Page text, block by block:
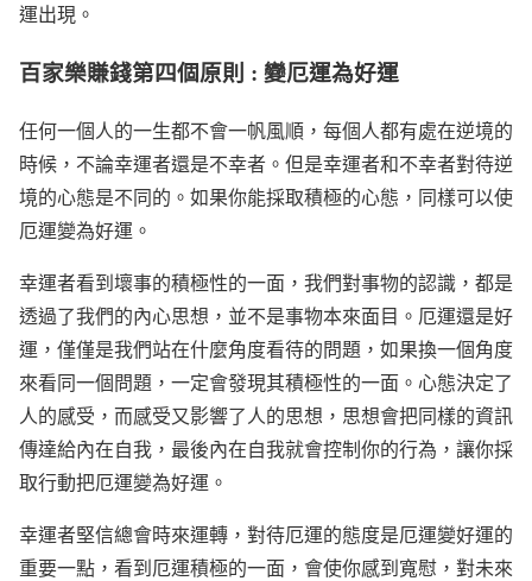
運出現。
百家樂賺錢第四個原則 : 變厄運為好運
任何一個人的一生都不會一帆風順，每個人都有處在逆境的
時候，不論幸運者還是不幸者。但是幸運者和不幸者對待逆
境的心態是不同的。如果你能採取積極的心態，同樣可以使
厄運變為好運。
幸運者看到壞事的積極性的一面，我們對事物的認識，都是
透過了我們的內心思想，並不是事物本來面目。厄運還是好
運，僅僅是我們站在什麼角度看待的問題，如果換一個角度
來看同一個問題，一定會發現其積極性的一面。心態決定了
人的感受，而感受又影響了人的思想，思想會把同樣的資訊
傳達給內在自我，最後內在自我就會控制你的行為，讓你採
取行動把厄運變為好運。
幸運者堅信總會時來運轉，對待厄運的態度是厄運變好運的
重要一點，看到厄運積極的一面，會使你感到寬慰，對未來